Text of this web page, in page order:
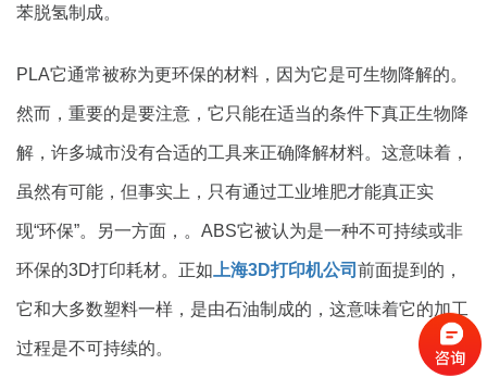
苯脱氢制成。
PLA它通常被称为更环保的材料，因为它是可生物降解的。
然而，重要的是要注意，它只能在适当的条件下真正生物降
解，许多城市没有合适的工具来正确降解材料。这意味着，
虽然有可能，但事实上，只有通过工业堆肥才能真正实
现“环保”。另一方面，。ABS它被认为是一种不可持续或非
环保的3D打印耗材。正如 上海3D打印机公司 前面提到的，
它和大多数塑料一样，是由石油制成的，这意味着它的加工
过程是不可持续的。